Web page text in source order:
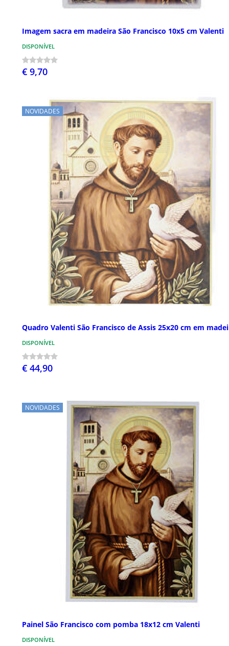
Imagem sacra em madeira São Francisco 10x5 cm Valenti
DISPONÍVEL
€ 9,70
NOVIDADES
Quadro Valenti São Francisco de Assis 25x20 cm em
DISPONÍVEL
€ 44,90
NOVIDADES
Painel São Francisco com pomba 18x12 cm Valenti
DISPONÍVEL